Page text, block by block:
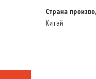
Страна
Китай